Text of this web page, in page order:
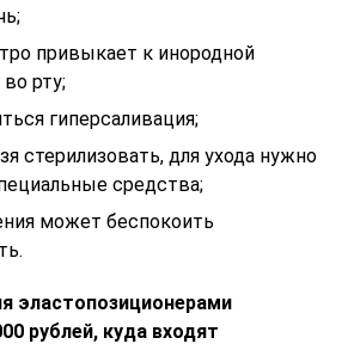
привыкает к инородной
рту;
гиперсаливация;
стерилизовать, для ухода нужно
средства;
может беспокоить
эластопозиционерами
рублей, куда входят